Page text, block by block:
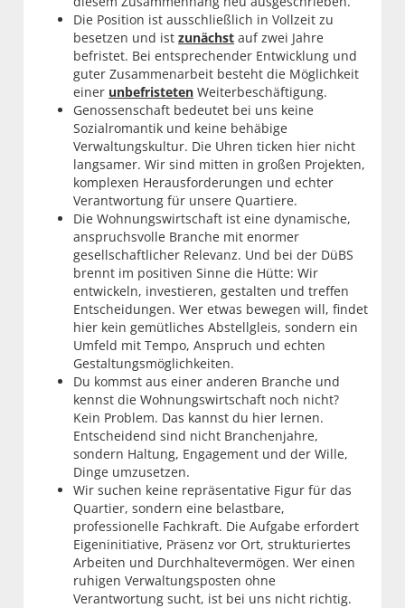
Die Position ist ausschließlich in Vollzeit zu
besetzen und ist zunächst auf zwei Jahre
befristet. Bei entsprechender Entwicklung und
guter Zusammenarbeit besteht die Möglichkeit
einer unbefristeten Weiterbeschäftigung.
Genossenschaft bedeutet bei uns keine
Sozialromantik und keine behäbige
Verwaltungskultur. Die Uhren ticken hier nicht
langsamer. Wir sind mitten in großen Projekten,
komplexen Herausforderungen und echter
Verantwortung für unsere Quartiere.
Die Wohnungswirtschaft ist eine dynamische,
anspruchsvolle Branche mit enormer
gesellschaftlicher Relevanz. Und bei der DüBS
brennt im positiven Sinne die Hütte: Wir
entwickeln, investieren, gestalten und treffen
Entscheidungen. Wer etwas bewegen will, findet
hier kein gemütliches Abstellgleis, sondern ein
Umfeld mit Tempo, Anspruch und echten
Gestaltungsmöglichkeiten.
Du kommst aus einer anderen Branche und
kennst die Wohnungswirtschaft noch nicht?
Kein Problem. Das kannst du hier lernen.
Entscheidend sind nicht Branchenjahre,
sondern Haltung, Engagement und der Wille,
Dinge umzusetzen.
Wir suchen keine repräsentative Figur für das
Quartier, sondern eine belastbare,
professionelle Fachkraft. Die Aufgabe erfordert
Eigeninitiative, Präsenz vor Ort, strukturiertes
Arbeiten und Durchhaltevermögen. Wer einen
ruhigen Verwaltungsposten ohne
Verantwortung sucht, ist bei uns nicht richtig.